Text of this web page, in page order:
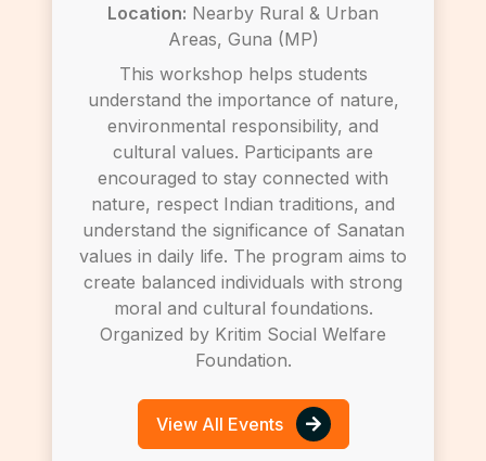
Location: Nearby Rural & Urban
Areas, Guna (MP)
This workshop helps students
understand the importance of nature,
environmental responsibility, and
cultural values. Participants are
encouraged to stay connected with
nature, respect Indian traditions, and
understand the significance of Sanatan
values in daily life. The program aims to
create balanced individuals with strong
moral and cultural foundations.
Organized by Kritim Social Welfare
Foundation.
View All Events